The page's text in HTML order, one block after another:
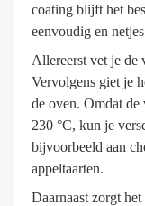
coating blijft het
eenvoudig en
Allereerst vet je de
Vervolgens giet je
de oven. Omdat de
230 °C, kun je
bijvoorbeeld aan
appeltaarten.
Daarnaast zorgt